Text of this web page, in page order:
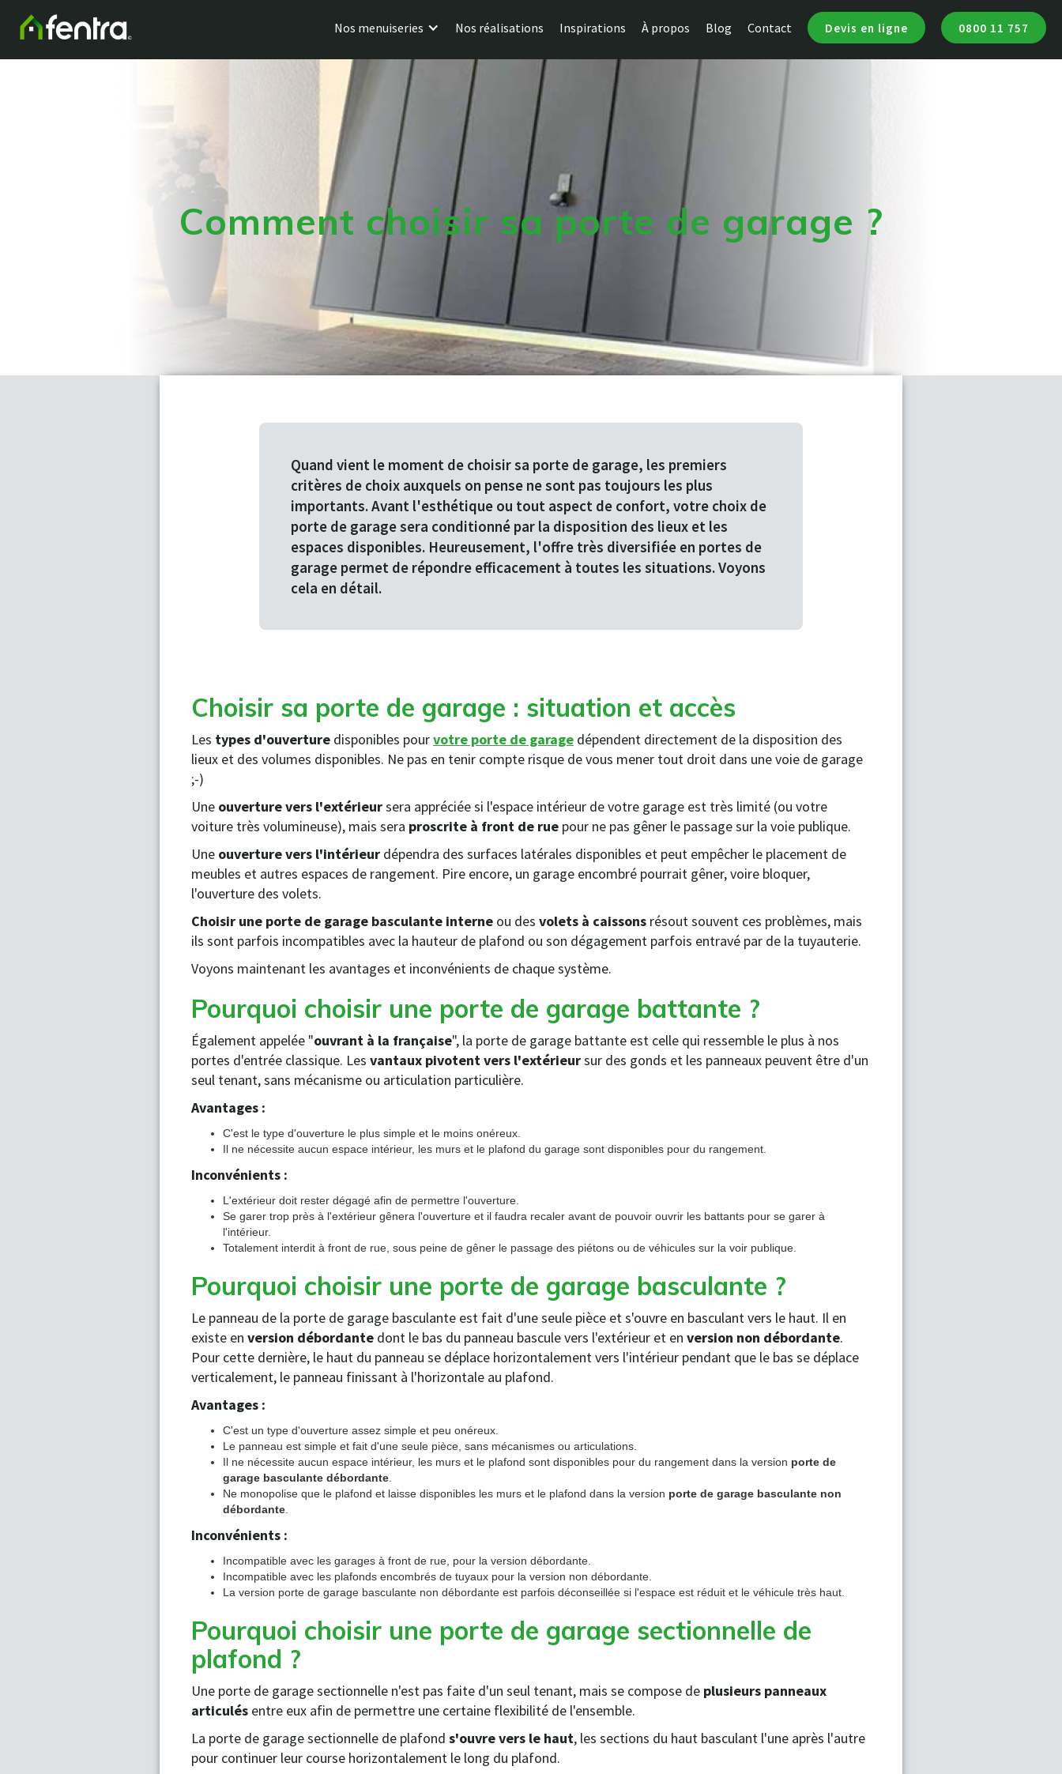
Nos menuiseries Nos réalisations Inspirations À propos Blog Contact Devis en ligne 0800 11 757
Comment choisir sa porte de garage ?
Quand vient le moment de choisir sa porte de garage, les premiers
critères de choix auxquels on pense ne sont pas toujours les plus
importants. Avant l'esthétique ou tout aspect de confort, votre choix de
porte de garage sera conditionné par la disposition des lieux et les
espaces disponibles. Heureusement, l'offre très diversifiée en portes de
garage permet de répondre efficacement à toutes les situations. Voyons
cela en détail.
Choisir sa porte de garage : situation et accès
Les types d'ouverture disponibles pourvotre porte de garage dépendent directement de la disposition des
lieux et des volumes disponibles. Ne pas en tenir compte risque de vous mener tout droit dans une voie de garage
;-)
Une ouverture vers l'extérieursera appréciée si l'espace intérieur de votre garage est très limité (ou votre
voiture très volumineuse), mais sera proscrite à front de rue pour ne pas gêner le passage sur la voie publique.
Une ouverture vers l'intérieur dépendra des surfaces latérales disponibles et peut empêcher le placement de
meubles et autres espaces de rangement. Pire encore, un garage encombré pourrait gêner, voire bloquer,
l'ouverture des volets.
Choisir une porte de garage basculante interne ou des volets à caissons résout souvent ces problèmes, mais
ils sont parfois incompatibles avec la hauteur de plafond ou son dégagement parfois entravé par de la tuyauterie.
Voyons maintenant les avantages et inconvénients de chaque système.
Pourquoi choisir une porte de garage battante ?
Également appelée "ouvrant à la française", la porte de garage battante est celle qui ressemble le plus à nos
portes d'entrée classique. Les vantaux pivotent vers l'extérieursur des gonds et les panneaux peuvent être d'un
seul tenant, sans mécanisme ou articulation particulière.
Avantages :
C'est le type d'ouverture le plus simple et le moins onéreux.
Il ne nécessite aucun espace intérieur, les murs et le plafond du garage sont disponibles pour du rangement.
Inconvénients :
L'extérieur doit rester dégagé afin de permettre l'ouverture.
Se garer trop près à l'extérieur gênera l'ouverture et il faudra recaler avant de pouvoir ouvrir les battants pour se garer à
l'intérieur.
Totalement interdit à front de rue, sous peine de gêner le passage des piétons ou de véhicules sur la voir publique.
Pourquoi choisir une porte de garage basculante ?
Le panneau de la porte de garage basculante est fait d'une seule pièce et s'ouvre en basculant vers le haut. Il en
existe en version débordante dont le bas du panneau bascule vers l'extérieur et en version non débordante.
Pour cette dernière, le haut du panneau se déplace horizontalement vers l'intérieur pendant que le bas se déplace
verticalement, le panneau finissant à l'horizontale au plafond.
Avantages :
C'est un type d'ouverture assez simple et peu onéreux.
Le panneau est simple et fait d'une seule pièce, sans mécanismes ou articulations.
Il ne nécessite aucun espace intérieur, les murs et le plafond sont disponibles pour du rangement dans la version porte de
garage basculante débordante
Ne monopolise que le plafond et laisse disponibles les murs et le plafond dans la version porte de garage basculante non
débordante
Inconvénients :
Incompatible avec les garages à front de rue, pour la version débordante.
Incompatible avec les plafonds encombrés de tuyaux pour la version non débordante.
La version porte de garage basculante non débordante est parfois déconseillée si l'espace est réduit et le véhicule très haut.
Pourquoi choisir une porte de garage sectionnelle de
plafond ?
Une porte de garage sectionnelle n'est pas faite d'un seul tenant, mais se compose de plusieurs panneaux
articulés entre eux afin de permettre une certaine flexibilité de l'ensemble.
La porte de garage sectionnelle de plafond s'ouvre vers le haut, les sections du haut basculant l'une après l'autre
pour continuer leur course horizontalement le long du plafond.